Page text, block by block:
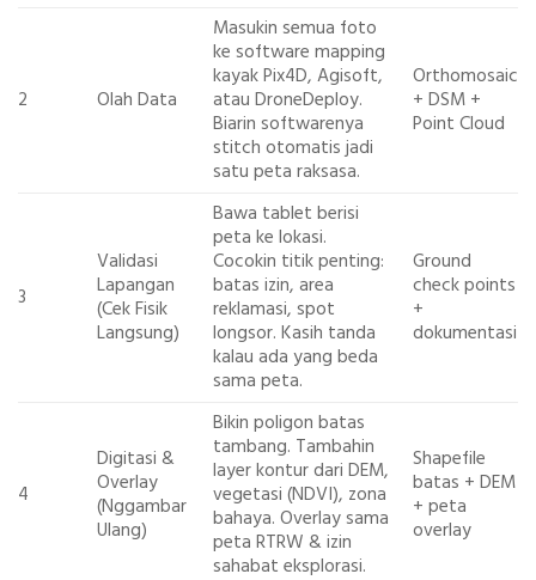
2 Olah Data
Masukin semua foto
ke software mapping
kayak Pix4D, Agisoft,
atau DroneDeploy.
Biarin softwarenya
stitch otomatis jadi
satu peta raksasa.
Orthomosaic
+ DSM +
Point Cloud
3
Validasi
Lapangan
(Cek Fisik
Langsung)
Bawa tablet berisi
peta ke lokasi.
Cocokin titik penting:
batas izin, area
reklamasi, spot
longsor. Kasih tanda
kalau ada yang beda
sama peta.
Ground
check points
+
dokumentasi
4
Digitasi &
Overlay
(Nggambar
Ulang)
Bikin poligon batas
tambang. Tambahin
layer kontur dari DEM,
vegetasi (NDVI), zona
bahaya. Overlay sama
peta RTRW & izin
sahabat eksplorasi.
Shapefile
batas + DEM
+ peta
overlay